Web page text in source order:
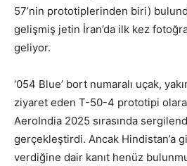
57’nin prototiplerinden biri)
gelişmiş jetin İran’da ilk kez
geliyor.
‘054 Blue’ bort numaralı uçak,
ziyaret eden T-50-4 prototipi
AeroIndia 2025 sırasında
gerçekleştirdi. Ancak Hindistan’a
verdiğine dair kanıt henüz